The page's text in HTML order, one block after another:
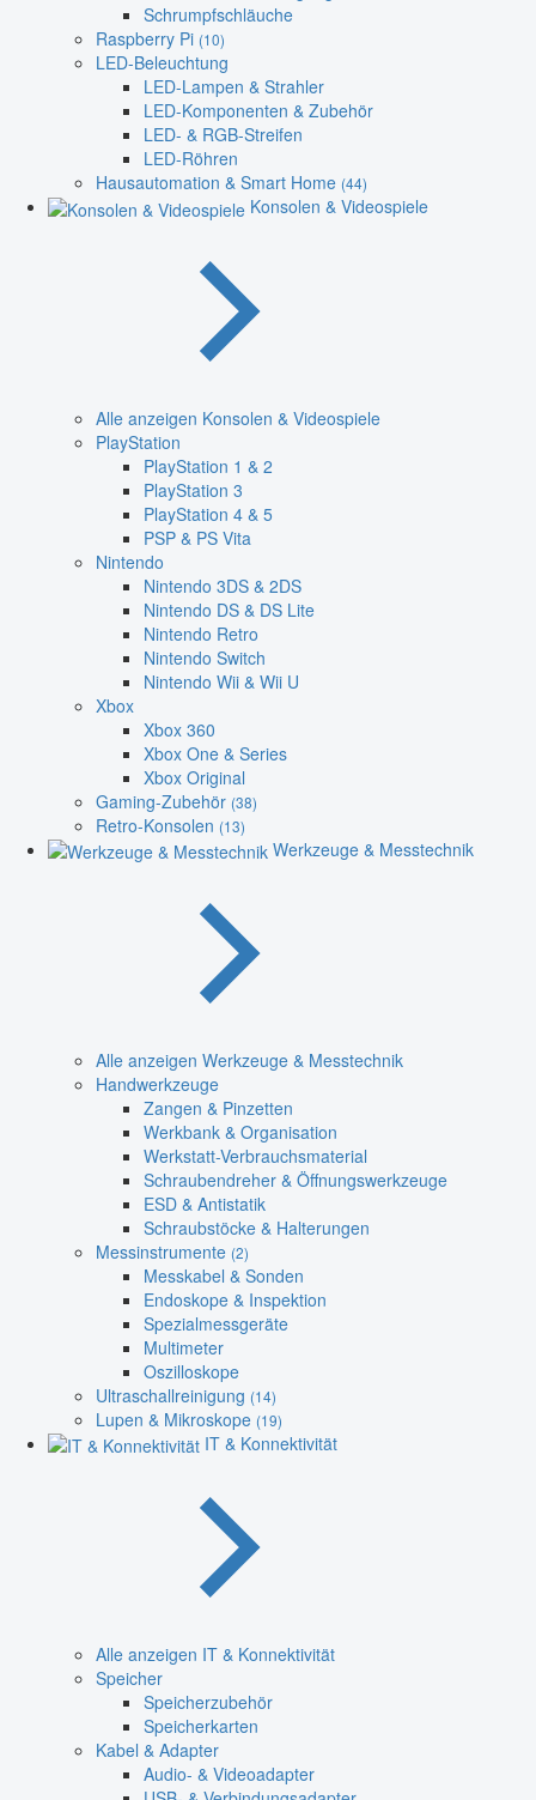
Schrumpfschläuche
Raspberry Pi (10)
LED-Beleuchtung
LED-Lampen & Strahler
LED-Komponenten & Zubehör
LED- & RGB-Streifen
LED-Röhren
Hausautomation & Smart Home (44)
Konsolen & Videospiele
Alle anzeigen Konsolen & Videospiele
PlayStation
PlayStation 1 & 2
PlayStation 3
PlayStation 4 & 5
PSP & PS Vita
Nintendo
Nintendo 3DS & 2DS
Nintendo DS & DS Lite
Nintendo Retro
Nintendo Switch
Nintendo Wii & Wii U
Xbox
Xbox 360
Xbox One & Series
Xbox Original
Gaming-Zubehör (38)
Retro-Konsolen (13)
Werkzeuge & Messtechnik
Alle anzeigen Werkzeuge & Messtechnik
Handwerkzeuge
Zangen & Pinzetten
Werkbank & Organisation
Werkstatt-Verbrauchsmaterial
Schraubendreher & Öffnungswerkzeuge
ESD & Antistatik
Schraubstöcke & Halterungen
Messinstrumente (2)
Messkabel & Sonden
Endoskope & Inspektion
Spezialmessgeräte
Multimeter
Oszilloskope
Ultraschallreinigung (14)
Lupen & Mikroskope (19)
IT & Konnektivität
Alle anzeigen IT & Konnektivität
Speicher
Speicherzubehör
Speicherkarten
Kabel & Adapter
Audio- & Videoadapter